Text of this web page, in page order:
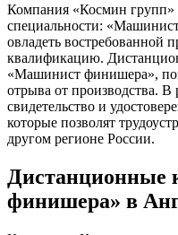
Компания «Космин групп»
специальности:
овладеть востребованной
квалификацию.
«Машинист финишера»,
отрыва от производства. В
свидетельство и
которые позволят
другом регионе России.
финишера» в